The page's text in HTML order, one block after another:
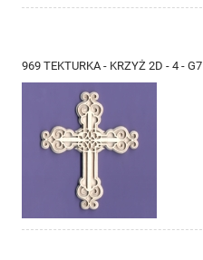
969 TEKTURKA - KRZYŻ 2D - 4 - G7